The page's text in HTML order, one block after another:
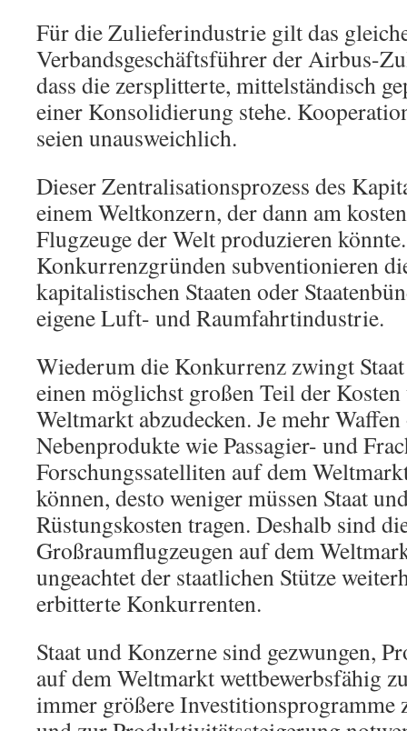
Für die Zulieferindustrie gilt das
Verbandsgeschäftsführer der Airbus-
dass die zersplitterte, mittelständisch
einer Konsolidierung stehe.
seien unausweichlich.
Dieser Zentralisationsprozess des
einem Weltkonzern, der dann am
Flugzeuge der Welt produzieren
Konkurrenzgründen subventionieren
kapitalistischen Staaten oder
eigene Luft- und Raumfahrtindustrie.
Wiederum die Konkurrenz zwingt
einen möglichst großen Teil der
Weltmarkt abzudecken. Je mehr
Nebenprodukte wie Passagier- und
Forschungssatelliten auf dem
können, desto weniger müssen Staat
Rüstungskosten tragen. Deshalb sind
Großraumflugzeugen auf dem
ungeachtet der staatlichen Stütze
erbitterte Konkurrenten.
Staat und Konzerne sind gezwungen,
auf dem Weltmarkt wettbewerbsfähig
immer größere Investitionsprogramme